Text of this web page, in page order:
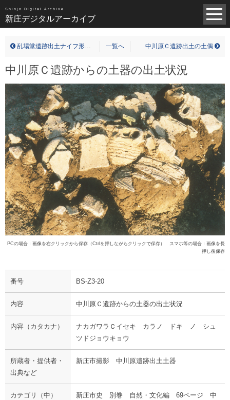
Shinjo Digital Archive
新庄デジタルアーカイブ
近世（14） 近代（19）
タグ全一覧
新庄デジタルアーカイブについて
TOPページ
乱場堂遺跡出土ナイフ形石器(実測図) 一覧へ 中川原Ｃ遺跡出土の土偶
中川原Ｃ遺跡からの土器の出土状況
PCの場合：画像を右クリックから保存（Ctrlを押しながらクリックで保存） スマホ等の場合：画像を長
押し後保存
番号 BS-Z3-20
内容 中川原Ｃ遺跡からの土器の出土状況
内容（カタカナ）
ナカガワラＣイセキ カラノ ドキ ノ シュ
ツドジョウキョウ
所蔵者・提供者・
出典など
新庄市撮影 中川原遺跡出土土器
カテゴリ（中）
新庄市史 別巻 自然・文化編 69ページ 中